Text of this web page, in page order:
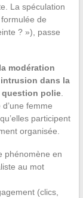
La spéculation
de
? »), passe
la modération
dans la
question polie.
femme
participent
organisée.
phénomène en
au mot
(clics,